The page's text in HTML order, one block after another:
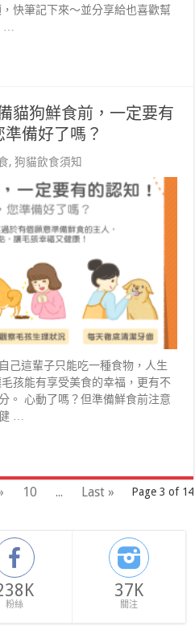
快筆記下來～並分享給也喜歡幫
…
貓狗鮮食前，一定要有
備好了嗎？
,狗貓飲食須知
己這輩子只能吃一種食物，人生
孩能有享受美食的幸福，更有不
。 心動了嗎？但準備鮮食前注意
…
Page 3 of 14
10 ... Last »
粉絲
37K
關注